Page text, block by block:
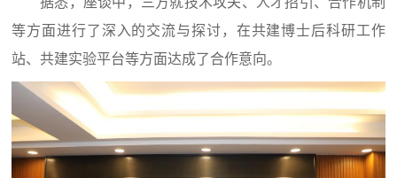
等方面进行了深入的交流与探讨，在共建博士后科研工作
站、共建实验平台等方面达成了合作意向。